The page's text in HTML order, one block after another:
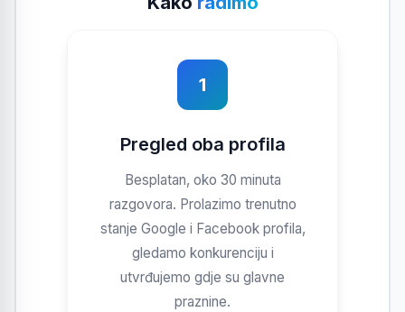
1
Pregled oba profila
Besplatan, oko 30 minuta
razgovora. Prolazimo trenutno
stanje Google i Facebook profila,
gledamo konkurenciju i
utvrđujemo gdje su glavne
praznine.